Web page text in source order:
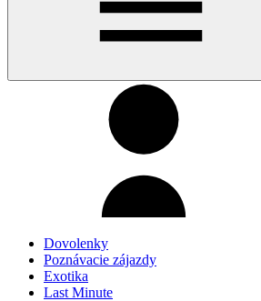
Dovolenky
Poznávacie zájazdy
Exotika
Last Minute